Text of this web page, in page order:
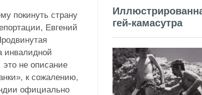
покинуть страну
Евгений
инвалидной
это не описание
к сожалению,
официально
гей-камасутра